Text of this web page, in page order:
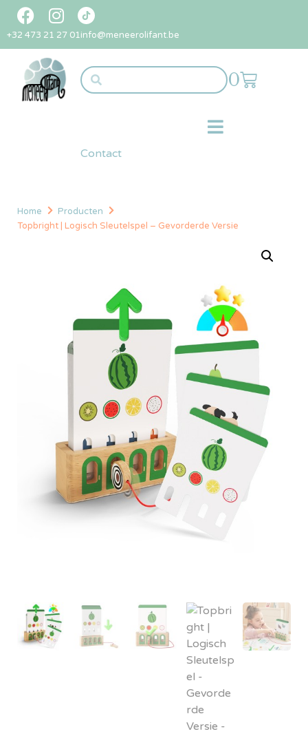
+32 473 21 27 01info@meneerolifant.be
0
Contact
Home
Producten
Topbright | Logisch Sleutelspel – Gevorderde Versie